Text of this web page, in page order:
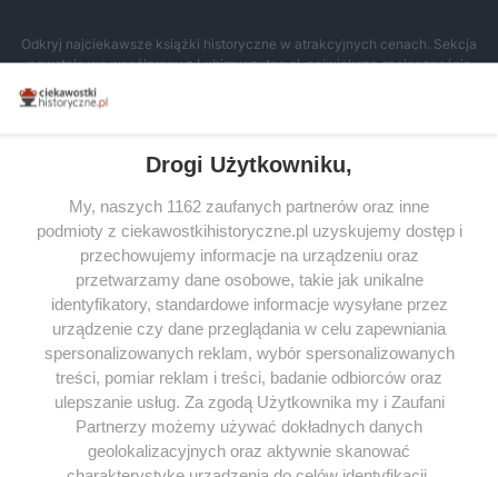
Odkryj najciekawsze książki historyczne w atrakcyjnych cenach. Sekcja
powstała we współpracy z Lubimyczytac.pl, największą społecznością
miłośników literatury w Polsce – dzięki temu możesz wybierać spośród
tytułów najwyżej ocenianych przez czytelników.
SERWIS
SPOŁECZNOŚĆ
WSPÓŁPRACA
KONTAKT
Drogi Użytkowniku,
My, naszych 1162 zaufanych partnerów oraz inne
podmioty z ciekawostkihistoryczne.pl uzyskujemy dostęp i
przechowujemy informacje na urządzeniu oraz
przetwarzamy dane osobowe, takie jak unikalne
identyfikatory, standardowe informacje wysyłane przez
urządzenie czy dane przeglądania w celu zapewniania
spersonalizowanych reklam, wybór spersonalizowanych
treści, pomiar reklam i treści, badanie odbiorców oraz
ulepszanie usług. Za zgodą Użytkownika my i Zaufani
Partnerzy możemy używać dokładnych danych
geolokalizacyjnych oraz aktywnie skanować